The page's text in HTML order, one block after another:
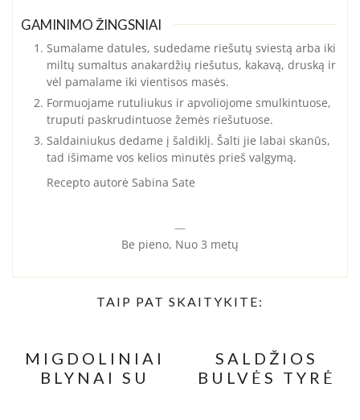
GAMINIMO ŽINGSNIAI
Sumalame datules, sudedame riešutų sviestą arba iki
miltų sumaltus anakardžių riešutus, kakavą, druską ir
vėl pamalame iki vientisos masės.
Formuojame rutuliukus ir apvoliojome smulkintuose,
truputi paskrudintuose žemės riešutuose.
Saldainiukus dedame į šaldiklį. Šalti jie labai skanūs,
tad išimame vos kelios minutės prieš valgymą.
Recepto autorė Sabina Sate
—
Be pieno, Nuo 3 metų
TAIP PAT SKAITYKITE:
MIGDOLINIAI
BLYNAI SU
SALDŽIOS
BULVĖS TYRĖ